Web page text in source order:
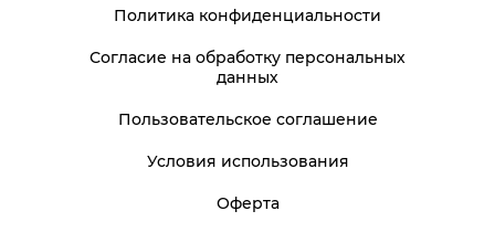
Политика конфиденциальности
Согласие на обработку персональных
данных
Пользовательское соглашение
Условия использования
Оферта